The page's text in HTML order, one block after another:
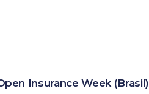
Insurance Week (Brasil)